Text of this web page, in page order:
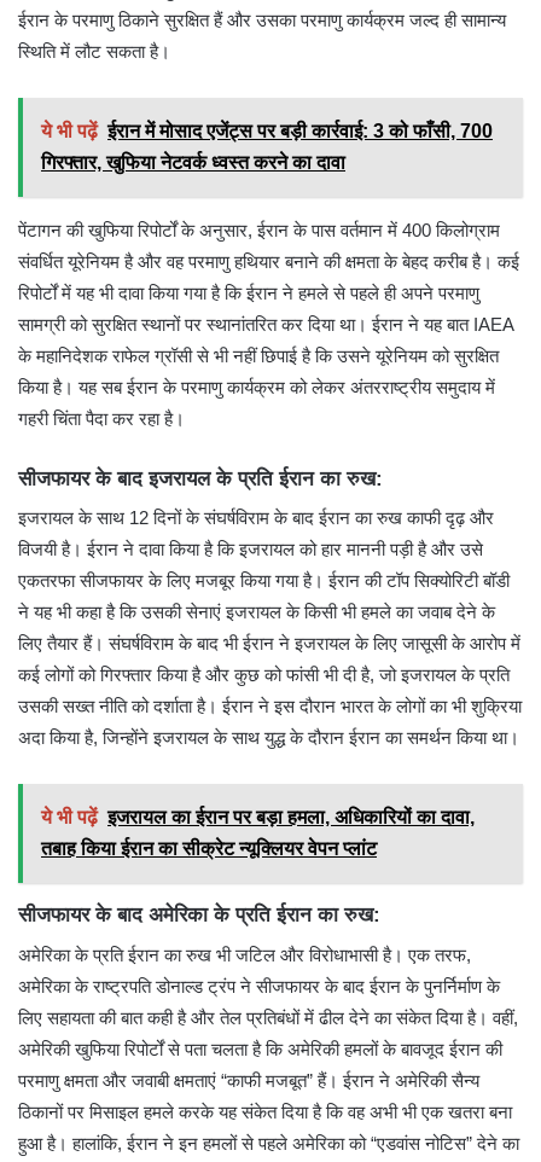
ईरान के परमाणु ठिकाने सुरक्षित हैं और उसका परमाणु कार्यक्रम जल्द ही सामान्य
स्थिति में लौट सकता है।
ये भी पढ़ें ईरान में मोसाद एजेंट्स पर बड़ी कार्रवाई: 3 को फाँसी, 700
गिरफ्तार, खुफिया नेटवर्क ध्वस्त करने का दावा
पेंटागन की खुफिया रिपोर्टों के अनुसार, ईरान के पास वर्तमान में 400 किलोग्राम
संवर्धित यूरेनियम है और वह परमाणु हथियार बनाने की क्षमता के बेहद करीब है। कई
रिपोर्टों में यह भी दावा किया गया है कि ईरान ने हमले से पहले ही अपने परमाणु
सामग्री को सुरक्षित स्थानों पर स्थानांतरित कर दिया था। ईरान ने यह बात IAEA
के महानिदेशक राफेल ग्रॉसी से भी नहीं छिपाई है कि उसने यूरेनियम को सुरक्षित
किया है। यह सब ईरान के परमाणु कार्यक्रम को लेकर अंतरराष्ट्रीय समुदाय में
गहरी चिंता पैदा कर रहा है।
सीजफायर के बाद इजरायल के प्रति ईरान का रुख:
इजरायल के साथ 12 दिनों के संघर्षविराम के बाद ईरान का रुख काफी दृढ़ और
विजयी है। ईरान ने दावा किया है कि इजरायल को हार माननी पड़ी है और उसे
एकतरफा सीजफायर के लिए मजबूर किया गया है। ईरान की टॉप सिक्योरिटी बॉडी
ने यह भी कहा है कि उसकी सेनाएं इजरायल के किसी भी हमले का जवाब देने के
लिए तैयार हैं। संघर्षविराम के बाद भी ईरान ने इजरायल के लिए जासूसी के आरोप में
कई लोगों को गिरफ्तार किया है और कुछ को फांसी भी दी है, जो इजरायल के प्रति
उसकी सख्त नीति को दर्शाता है। ईरान ने इस दौरान भारत के लोगों का भी शुक्रिया
अदा किया है, जिन्होंने इजरायल के साथ युद्ध के दौरान ईरान का समर्थन किया था।
ये भी पढ़ें इजरायल का ईरान पर बड़ा हमला, अधिकारियों का दावा,
तबाह किया ईरान का सीक्रेट न्यूक्लियर वेपन प्लांट
सीजफायर के बाद अमेरिका के प्रति ईरान का रुख:
अमेरिका के प्रति ईरान का रुख भी जटिल और विरोधाभासी है। एक तरफ,
अमेरिका के राष्ट्रपति डोनाल्ड ट्रंप ने सीजफायर के बाद ईरान के पुनर्निर्माण के
लिए सहायता की बात कही है और तेल प्रतिबंधों में ढील देने का संकेत दिया है। वहीं,
अमेरिकी खुफिया रिपोर्टों से पता चलता है कि अमेरिकी हमलों के बावजूद ईरान की
परमाणु क्षमता और जवाबी क्षमताएं “काफी मजबूत” हैं। ईरान ने अमेरिकी सैन्य
ठिकानों पर मिसाइल हमले करके यह संकेत दिया है कि वह अभी भी एक खतरा बना
हुआ है। हालांकि, ईरान ने इन हमलों से पहले अमेरिका को “एडवांस नोटिस” देने का